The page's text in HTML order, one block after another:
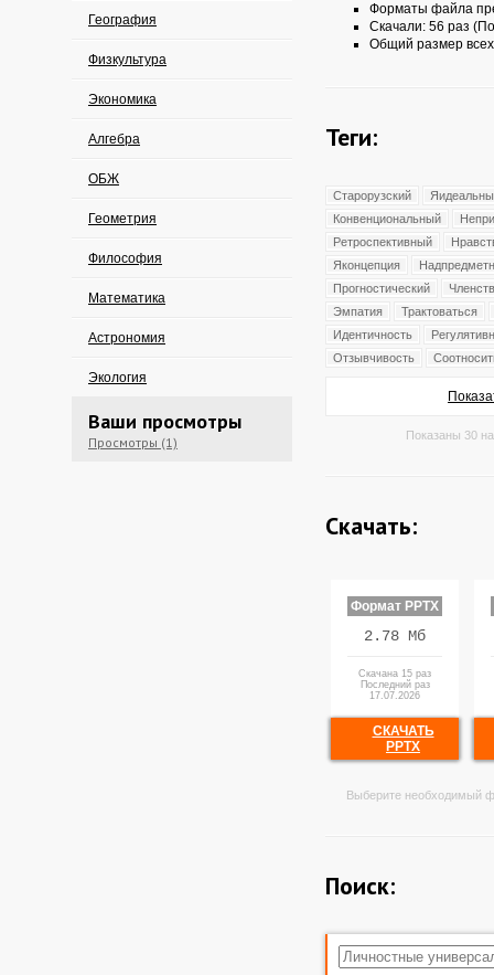
География
Физкультура
Экономика
Алгебра
ОБЖ
Геометрия
Философия
Математика
Астрономия
Экология
Ваши просмотры
Просмотры (1)
Форматы файла
Скачали: 56 раз
Общий размер
Теги:
Старорузский
Конвенциональный
Ретроспективный
Яконцепция
Прогностический
Эмпатия
Трактоваться
Идентичность
Отзывчивость
Показаны 30
Скачать:
Формат PPTX
2.78 Мб
Скачана 15 раз
Последний раз
17.07.2026
СКАЧАТЬ
PPTX
Выберите необходимый
Поиск: